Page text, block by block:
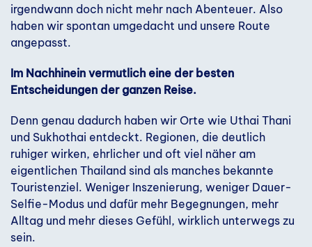
irgendwann doch nicht mehr nach Abenteuer. Also
haben wir spontan umgedacht und unsere Route
angepasst.
Im Nachhinein vermutlich eine der besten
Entscheidungen der ganzen Reise.
Denn genau dadurch haben wir Orte wie Uthai Thani
und Sukhothai entdeckt. Regionen, die deutlich
ruhiger wirken, ehrlicher und oft viel näher am
eigentlichen Thailand sind als manches bekannte
Touristenziel. Weniger Inszenierung, weniger Dauer-
Selfie-Modus und dafür mehr Begegnungen, mehr
Alltag und mehr dieses Gefühl, wirklich unterwegs zu
sein.